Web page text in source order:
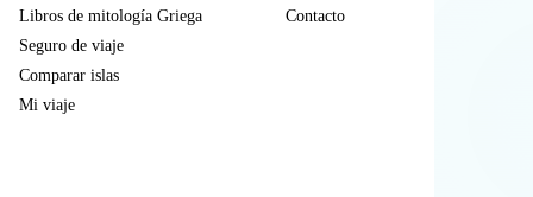
Libros de mitología Griega
Seguro de viaje
Comparar islas
Mi viaje
Contacto